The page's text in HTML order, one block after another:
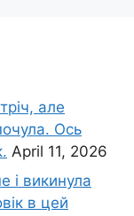
але
Ось
April 11, 2026
і викинула
в цей